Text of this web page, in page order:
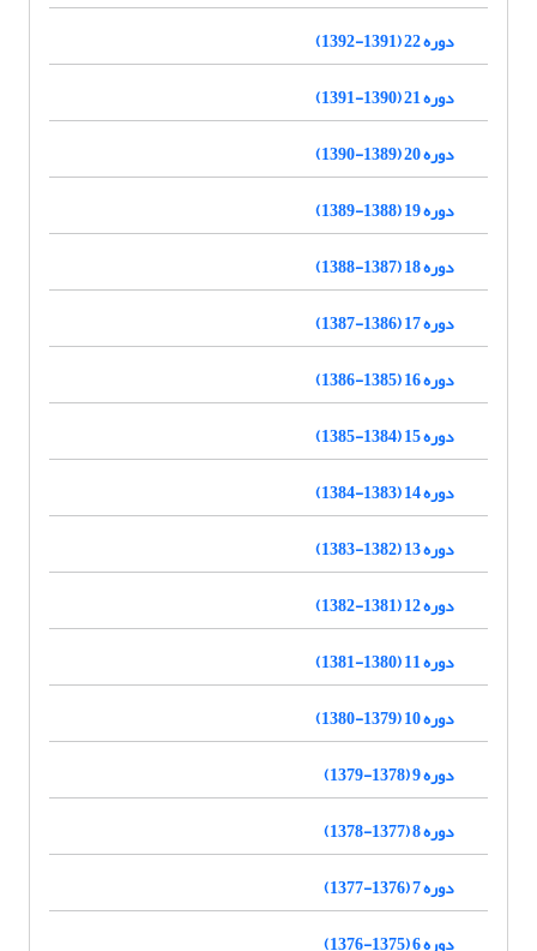
دوره 22 (1391-1392)
دوره 21 (1390-1391)
دوره 20 (1389-1390)
دوره 19 (1388-1389)
دوره 18 (1387-1388)
دوره 17 (1386-1387)
دوره 16 (1385-1386)
دوره 15 (1384-1385)
دوره 14 (1383-1384)
دوره 13 (1382-1383)
دوره 12 (1381-1382)
دوره 11 (1380-1381)
دوره 10 (1379-1380)
دوره 9 (1378-1379)
دوره 8 (1377-1378)
دوره 7 (1376-1377)
دوره 6 (1375-1376)